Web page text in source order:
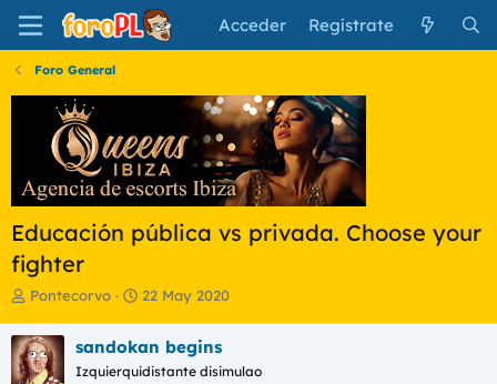
Acceder Regístrate
Foro General
Educación pública vs privada. Choose your
fighter
I
i
c
i
Pontecorvo
F
h
a
22 May 2020
sandokan begins
Izquierquidistante disimulao